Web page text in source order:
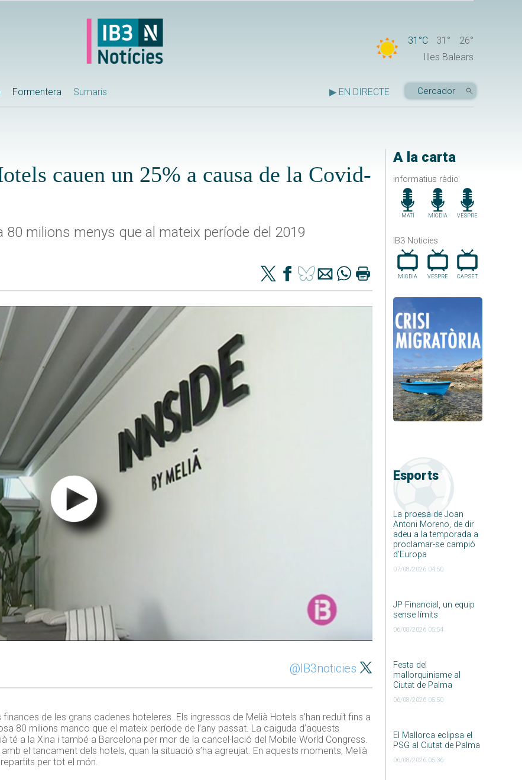
31°C 31°
26°
Illes Balears
Formentera Sumaris ▶ EN DIRECTE
A la carta
informatius ràdio
MATÍ MIGDIA VESPRE
IB3 Noticies
MIGDIA VESPRE CAP.SET
Esports
La proesa de Joan
Antoni Moreno, de dir
adeu a la temporada a
proclamar-se campió
d’Europa
07/08/2026 04:50
JP Financial, un equip
sense límits
06/08/2026 05:54
Festa del
mallorquinisme al
Ciutat de Palma
06/08/2026 05:50
El Mallorca eclipsa el
PSG al Ciutat de Palma
06/08/2026 05:36
cauen un 25% a causa de la Covid-
milions menys que al mateix període del 2019
@IB3noticies
de les grans cadenes hoteleres. Els ingressos de Melià Hotels s’han reduït fins a
80 milions manco que el mateix període de l’any passat. La caiguda d’aquests
té a la Xina i també a Barcelona per mor de la cancel·lació del Mobile World Congress.
el tancament dels hotels, quan la situació s’ha agreujat. En aquests moments, Melià
per tot el món.